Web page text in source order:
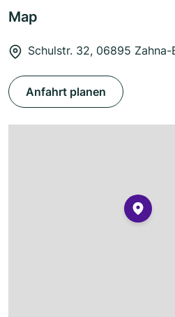
Map
Schulstr. 32, 06895 Zahna-
Anfahrt planen